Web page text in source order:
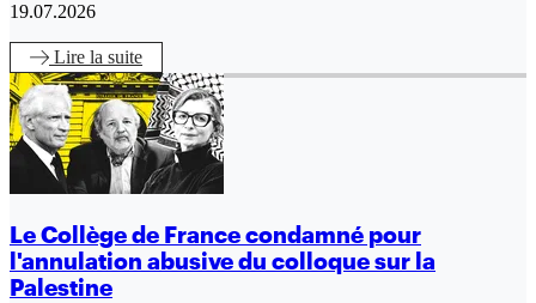
19.07.2026
Lire la suite
Le Collège de France condamné pour
l'annulation abusive du colloque sur la
Palestine